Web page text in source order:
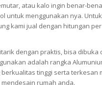
atau kalo ingin benar-
untuk menggunakan nya.
kami jual dengan hitungan
dengan praktis, bisa
adalah rangka
tinggi serta terkesan
rumah anda.